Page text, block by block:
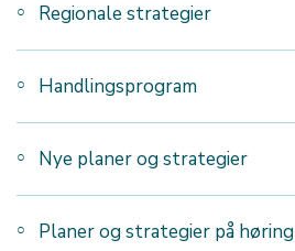
Regionale strategier
Handlingsprogram
Nye planer og strategier
Planer og strategier på høring